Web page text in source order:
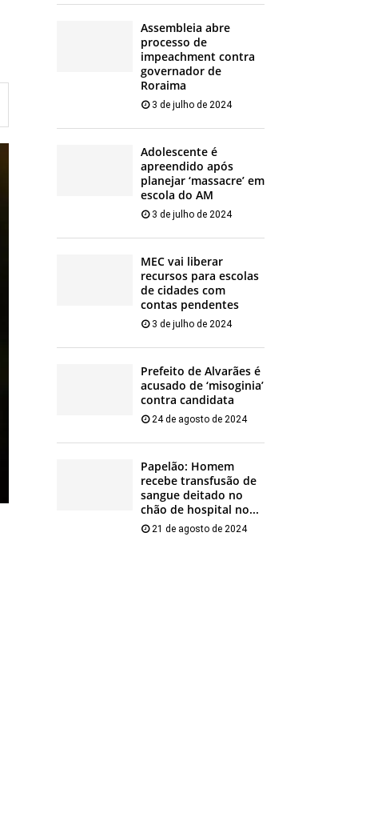
Assembleia abre
processo de
impeachment contra
governador de
Roraima
3 de julho de 2024
Adolescente é
apreendido após
planejar ‘massacre’ em
escola do AM
3 de julho de 2024
MEC vai liberar
recursos para escolas
de cidades com
contas pendentes
3 de julho de 2024
Prefeito de Alvarães é
acusado de ‘misoginia’
contra candidata
24 de agosto de 2024
Papelão: Homem
recebe transfusão de
sangue deitado no
chão de hospital no...
21 de agosto de 2024